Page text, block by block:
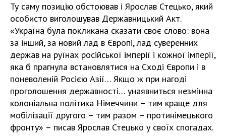
Ту саму позицію обстоював і Ярослав Стецько, який
особисто виголошував Державницький Акт.
«Україна була покликана сказати своє слово: вона
за інший, за новий лад в Європі, лад суверенних
держав на руїнах російської імперії і кожної імперії,
яка б прагнула встановлятися на Сході Європи і в
поневоленій Росією Азії… Якщо ж при нагоді
проголошення державності… унаявниться незмінна
колоніальна політика Німеччини – тим краще для
мобілізації другого – тим разом – протинімецького
фронту» – писав Ярослав Стецько у своїх спогадах.